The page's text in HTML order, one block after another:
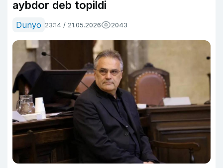
aybdor deb topildi
Dunyo 23:14 / 21.05.2026 2043